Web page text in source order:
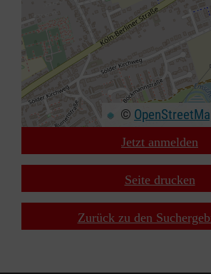
©
Jetzt anmelden
Seite drucken
Zurück zu den